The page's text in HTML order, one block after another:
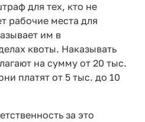
для тех, кто не
рабочие места для
им в
квоты. Наказывать
на сумму от 20 тыс.
платят от 5 тыс. до 10
за это